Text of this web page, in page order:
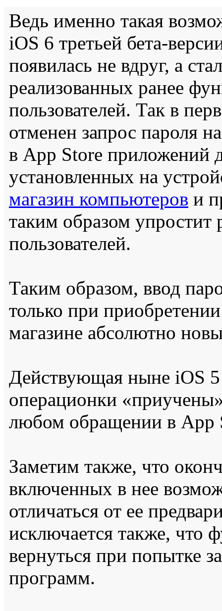
Ведь именно такая
iOS 6 третьей бета-
появилась не вдруг, а
реализованных ранее
пользователей. Так в
отменен запрос пароля
в App Store приложений
установленных на
магазин компьютеров и
таким образом
пользователей.
Таким образом, ввод
только при
магазине абсолютно
Действующая ныне iOS
операционки
любом обращении в App
Заметим также, что
включенных в нее
отличаться от ее
исключается также, что
вернуться при попытке
программ.